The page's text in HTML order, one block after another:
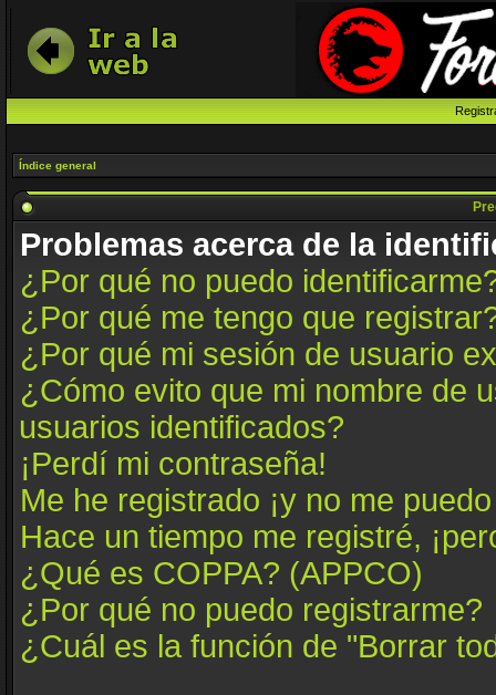
Índice general
Problemas acerca de la
¿Por qué no puedo
¿Por qué me tengo que
¿Por qué mi sesión de usuario
¿Cómo evito que mi nombre de
usuarios identificados?
¡Perdí mi contraseña!
Me he registrado ¡y no me
Hace un tiempo me registré,
¿Qué es COPPA? (APPCO)
¿Por qué no puedo registrarme?
¿Cuál es la función de "Borrar